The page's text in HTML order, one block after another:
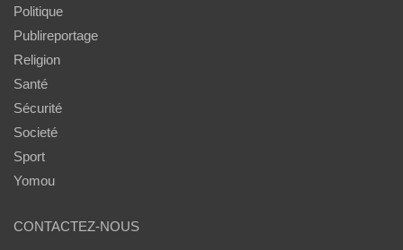
Politique
Publireportage
Religion
Santé
Sécurité
Societé
Sport
Yomou
CONTACTEZ-NOUS